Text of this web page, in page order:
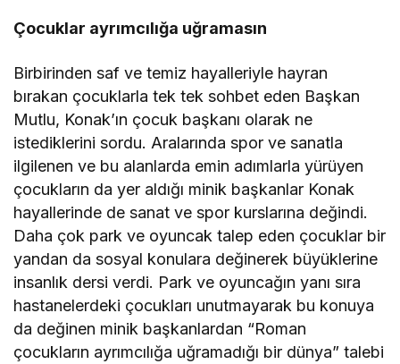
Çocuklar ayrımcılığa uğramasın
Birbirinden saf ve temiz hayalleriyle hayran
bırakan çocuklarla tek tek sohbet eden Başkan
Mutlu, Konak’ın çocuk başkanı olarak ne
istediklerini sordu. Aralarında spor ve sanatla
ilgilenen ve bu alanlarda emin adımlarla yürüyen
çocukların da yer aldığı minik başkanlar Konak
hayallerinde de sanat ve spor kurslarına değindi.
Daha çok park ve oyuncak talep eden çocuklar bir
yandan da sosyal konulara değinerek büyüklerine
insanlık dersi verdi. Park ve oyuncağın yanı sıra
hastanelerdeki çocukları unutmayarak bu konuya
da değinen minik başkanlardan “Roman
çocukların ayrımcılığa uğramadığı bir dünya” talebi